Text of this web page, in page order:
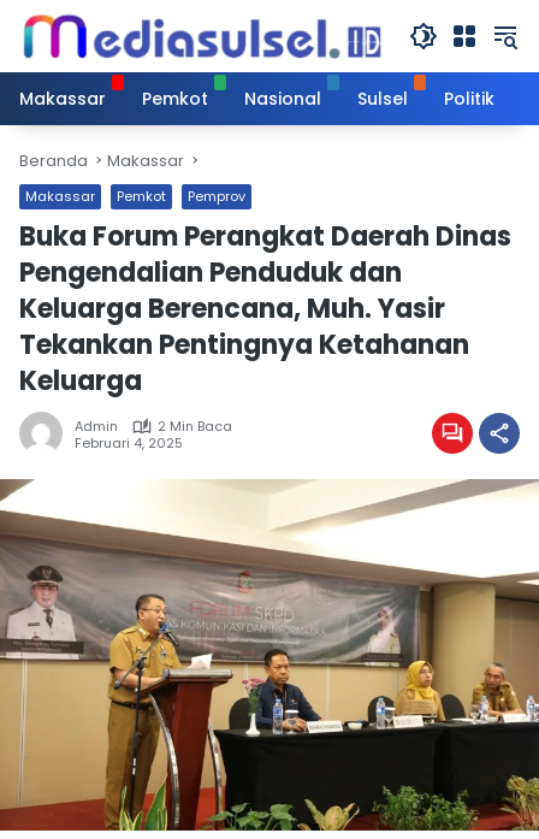
Langsung
konten
Makassar
Pemkot Nasional Sulsel Politik
Beranda Makassar
Makassar Pemkot Pemprov
Buka Forum Perangkat Daerah Dinas
Pengendalian Penduduk dan
Keluarga Berencana, Muh. Yasir
Tekankan Pentingnya Ketahanan
Keluarga
Admin
2 Min Baca
Februari 4, 2025